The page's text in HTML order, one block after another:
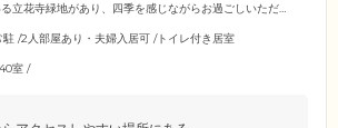
立花寺緑地があり、四季を感じながらお過ごしいただ
施設内は、ホテルの高級感と旅館の落ち着きを併せ持
プライバシーの守られた完全個室。トイレ、洗面台、
駐 /2人部屋あり・夫婦入居可 /トイレ付き居室
室 /